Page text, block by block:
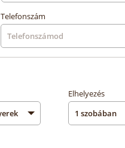
Telefonszám
Elhelyezés